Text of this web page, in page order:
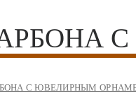
С ЮВЕЛИРНЫМ